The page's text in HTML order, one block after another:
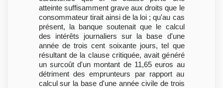
atteinte suffisamment grave aux droits que le
consommateur tirait ainsi de la loi ; qu'au cas
présent, la banque soutenait que le calcul
des intérêts journaliers sur la base d'une
année de trois cent soixante jours, tel que
résultant de la clause critiquée, avait généré
un surcoût d'un montant de 11,65 euros au
détriment des emprunteurs par rapport au
calcul sur la base d'une année civile de trois